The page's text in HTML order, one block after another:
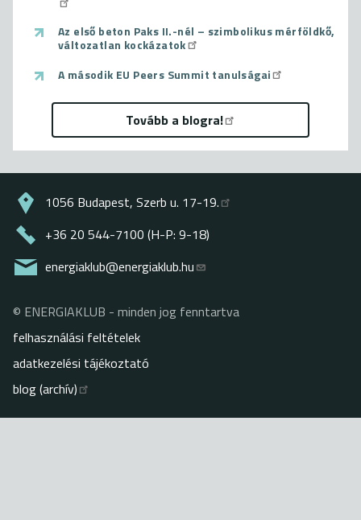
Az első beton Paks II.-nél – szimbolikus mérföldkő,
változatlan kockázatok
A második EU Peers Summit tanulságai
Tovább a blogra!
1056 Budapest, Szerb u. 17-19.
+36 20 544-7100 (H-P: 9-18)
energiaklub@energiaklub.hu
Lábléc
© ENERGIAKLUB - minden jog fenntartva
felhasználási feltételek
adatkezelési tájékoztató
blog (archív)